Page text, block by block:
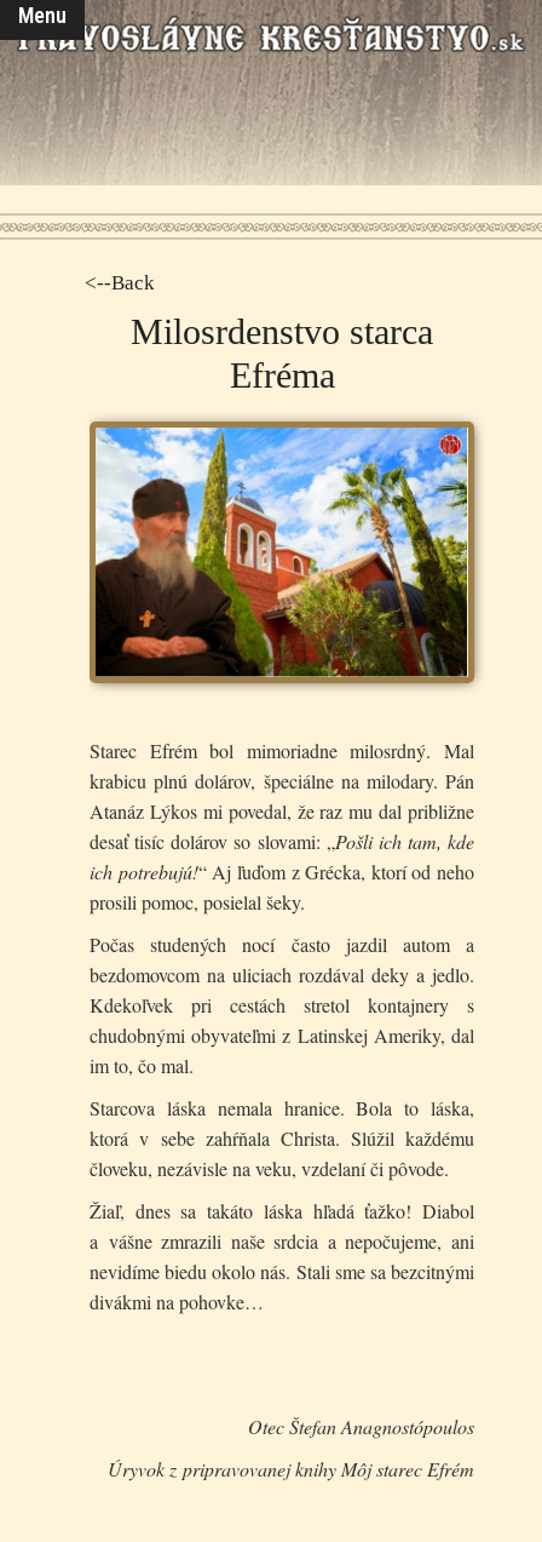
Menu
<--Back
Milosrdenstvo starca
Efréma
Starec Efrém bol mimoriadne milosrdný. Mal
krabicu plnú dolárov, špeciálne na milodary. Pán
Atanáz Lýkos mi povedal, že raz mu dal približne
desať tisíc dolárov so slovami: „Pošli ich tam, kde
ich potrebujú!“ Aj ľuďom z Grécka, ktorí od neho
prosili pomoc, posielal šeky.
Počas studených nocí často jazdil autom a
bezdomovcom na uliciach rozdával deky a jedlo.
Kdekoľvek pri cestách stretol kontajnery s
chudobnými obyvateľmi z Latinskej Ameriky, dal
im to, čo mal.
Starcova láska nemala hranice. Bola to láska,
ktorá v sebe zahŕňala Christa. Slúžil každému
človeku, nezávisle na veku, vzdelaní či pôvode.
Žiaľ, dnes sa takáto láska hľadá ťažko! Diabol
a vášne zmrazili naše srdcia a nepočujeme, ani
nevidíme biedu okolo nás. Stali sme sa bezcitnými
divákmi na pohovke…
Otec Štefan Anagnostópoulos
Úryvok z pripravovanej knihy Môj starec Efrém